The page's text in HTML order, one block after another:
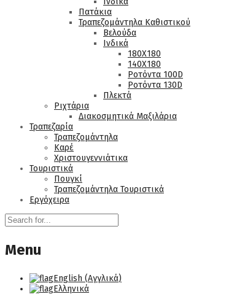
Πατάκια
Τραπεζομάντηλα Καθιστικού
Βελούδα
Ινδικά
180Χ180
140Χ180
Ροτόντα 100D
Ροτόντα 130D
Πλεκτά
Ριχτάρια
Διακοσμητικά Μαξιλάρια
Τραπεζαρία
Τραπεζομάντηλα
Καρέ
Χριστουγεννιάτικα
Τουριστικά
Πουγκί
Τραπεζομάντηλα Τουριστικά
Εργόχειρα
Menu
English (Αγγλικά)
Ελληνικά